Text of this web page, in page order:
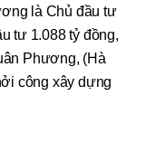
là Chủ đầu tư
tư 1.088 tỷ đồng,
Phương, (Hà
công xây dựng